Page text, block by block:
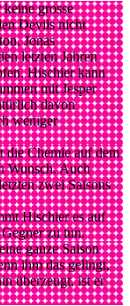
grosse
Devils nicht
Jonas
letzten Jahren
Hischier kann
mit Jesper
davon
weniger
die Chemie auf dem
Wunsch. Auch
zwei Saisons
Hischier es auf
zu tun.
ganze Saison
ihm das gelingt,
überzeugt, ist er